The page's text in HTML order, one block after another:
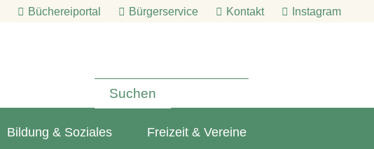
Büchereiportal Bürgerservice Kontakt Instagram
Bildung & Soziales Freizeit & Vereine